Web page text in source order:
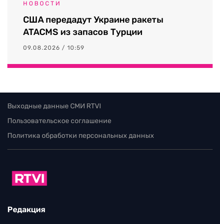
НОВОСТИ
США передадут Украине ракеты
ATACMS из запасов Турции
09.08.2026 / 10:59
Выходные данные СМИ RTVI
Пользовательское соглашение
Политика обработки персональных данных
Редакция